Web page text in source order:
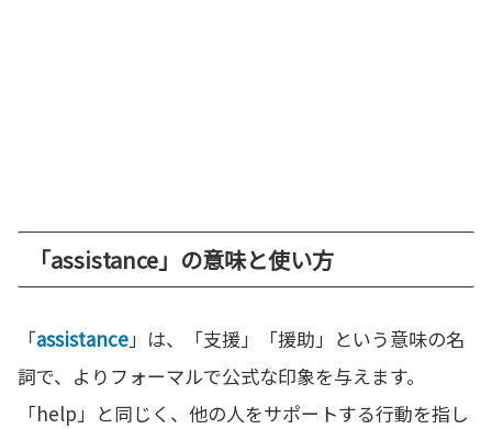
「assistance」の意味と使い方
「assistance」は、「支援」「援助」という意味の名
詞で、よりフォーマルで公式な印象を与えます。
「help」と同じく、他の人をサポートする行動を指し